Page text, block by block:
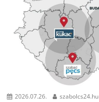
2026.07.26. szabolcs24.hu